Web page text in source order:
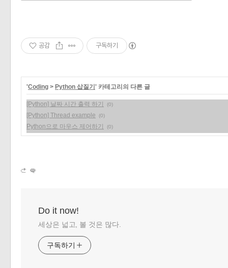
공감 구독하기
'Coding > Python 삽질기 ' 카테고리의 다른 글
[Python] 날짜 시간 출력 하기 (0)
[Python] Thread example (0)
Python으로 마우스 제어하기 (0)
Do it now!
세상은 넓고, 볼 것은 많다.
구독하기